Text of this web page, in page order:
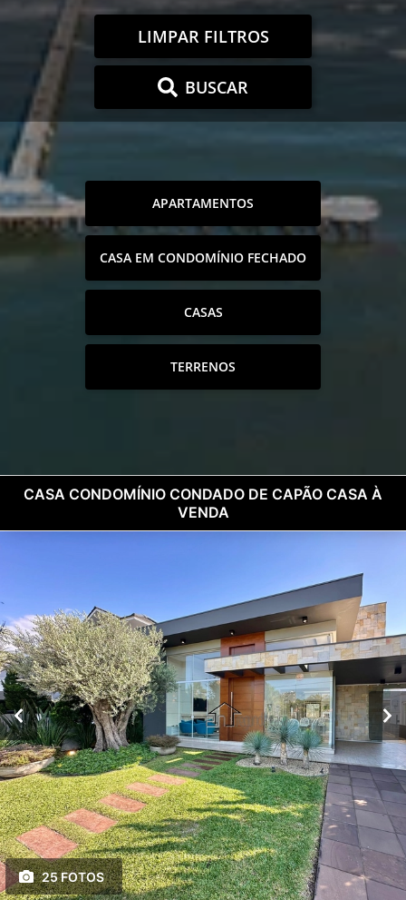
LIMPAR FILTROS
BUSCAR
APARTAMENTOS
CASA EM CONDOMÍNIO FECHADO
CASAS
TERRENOS
CASA CONDOMÍNIO CONDADO DE CAPÃO CASA À
VENDA
25 FOTOS